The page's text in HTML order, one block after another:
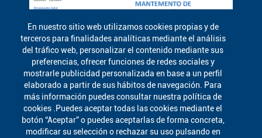
En nuestro sitio web utilizamos cookies propias y de
terceros para finalidades analíticas mediante el análisis
del tráfico web, personalizar el contenido mediante sus
preferencias, ofrecer funciones de redes sociales y
mostrarle publicidad personalizada en base a un perfil
elaborado a partir de sus hábitos de navegación. Para
más información puedes consultar nuestra política de
cookies .Puedes aceptar todas las cookies mediante el
botón “Aceptar” o puedes aceptarlas de forma concreta,
modificar su selección o rechazar su uso pulsando en